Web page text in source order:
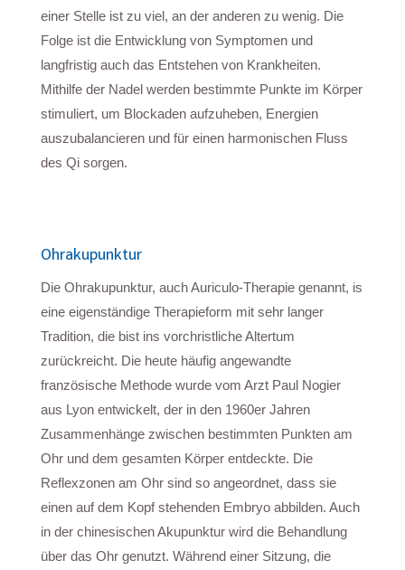
einer Stelle ist zu viel, an der anderen zu wenig. Die
Folge ist die Entwicklung von Symptomen und
langfristig auch das Entstehen von Krankheiten.
Mithilfe der Nadel werden bestimmte Punkte im Körper
stimuliert, um Blockaden aufzuheben, Energien
auszubalancieren und für einen harmonischen Fluss
des Qi sorgen.
Ohrakupunktur
Die Ohrakupunktur, auch Auriculo-Therapie genannt, is
eine eigenständige Therapieform mit sehr langer
Tradition, die bist ins vorchristliche Altertum
zurückreicht. Die heute häufig angewandte
französische Methode wurde vom Arzt Paul Nogier
aus Lyon entwickelt, der in den 1960er Jahren
Zusammenhänge zwischen bestimmten Punkten am
Ohr und dem gesamten Körper entdeckte. Die
Reflexzonen am Ohr sind so angeordnet, dass sie
einen auf dem Kopf stehenden Embryo abbilden. Auch
in der chinesischen Akupunktur wird die Behandlung
über das Ohr genutzt. Während einer Sitzung, die